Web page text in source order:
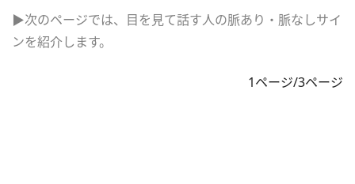
▶次のページでは、目を見て話す人の脈あり・脈なしサイ
ンを紹介します。
1ページ/3ページ